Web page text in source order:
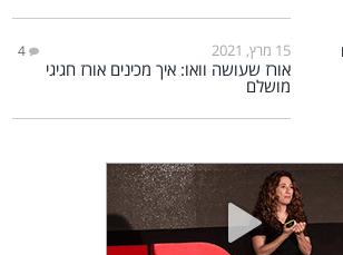
15 מרץ, 2021 4
אורז שעושה וואו: איך מכינים אורז חגיגי
מושלם